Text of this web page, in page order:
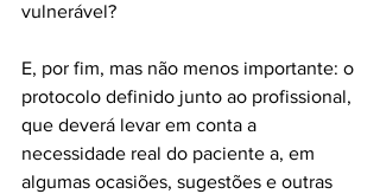
vulnerável?
E, por fim, mas não menos importante: o
protocolo definido junto ao profissional,
que deverá levar em conta a
necessidade real do paciente a, em
algumas ocasiões, sugestões e outras